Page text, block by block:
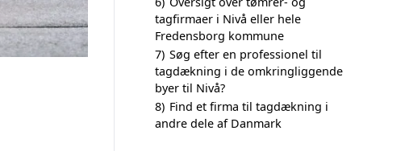
tagfirmaer i Nivå eller hele
Fredensborg kommune
7) Søg efter en professionel til
tagdækning i de omkringliggende
byer til Nivå?
8) Find et firma til tagdækning i
andre dele af Danmark